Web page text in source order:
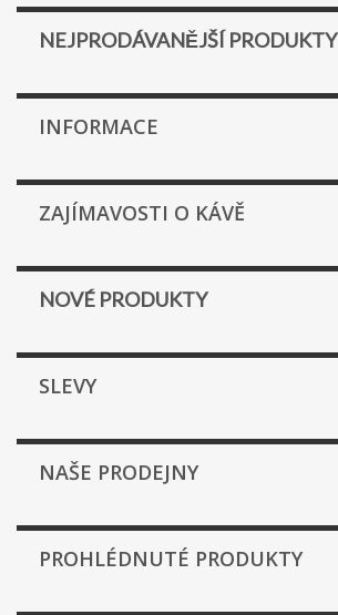
NEJPRODÁVANĚJŠÍ PRODUKTY
INFORMACE
ZAJÍMAVOSTI O KÁVĚ
NOVÉ PRODUKTY
SLEVY
NAŠE PRODEJNY
PROHLÉDNUTÉ PRODUKTY